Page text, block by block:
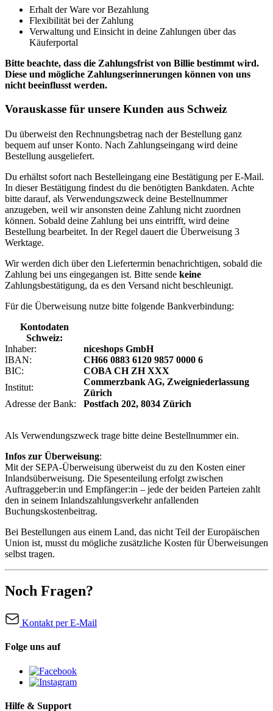
Erhalt der Ware vor Bezahlung
Flexibilität bei der Zahlung
Verwaltung und Einsicht in deine Zahlungen über das
Käuferportal
Bitte beachte, dass die Zahlungsfrist von Billie bestimmt wird.
Diese und mögliche Zahlungserinnerungen können von uns
nicht beeinflusst werden.
Vorauskasse für unsere Kunden aus Schweiz
Du überweist den Rechnungsbetrag nach der Bestellung ganz
bequem auf unser Konto. Nach Zahlungseingang wird deine
Bestellung ausgeliefert.
Du erhältst sofort nach Bestelleingang eine Bestätigung per E-Mail.
In dieser Bestätigung findest du die benötigten Bankdaten. Achte
bitte darauf, als Verwendungszweck deine Bestellnummer
anzugeben, weil wir ansonsten deine Zahlung nicht zuordnen
können. Sobald deine Zahlung bei uns eintrifft, wird deine
Bestellung bearbeitet. In der Regel dauert die Überweisung 3
Werktage.
Wir werden dich über den Liefertermin benachrichtigen, sobald die
Zahlung bei uns eingegangen ist. Bitte sende keine
Zahlungsbestätigung, da es den Versand nicht beschleunigt.
Für die Überweisung nutze bitte folgende Bankverbindung:
Kontodaten
Schweiz:
Inhaber:
niceshops GmbH
IBAN:
CH66 0883 6120 9857 0000 6
BIC:
COBA CH ZH XXX
Institut:
Commerzbank AG, Zweigniederlassung
Zürich
Adresse der Bank:
Postfach 202, 8034 Zürich
Als Verwendungszweck trage bitte deine Bestellnummer ein.
Infos zur Überweisung:
Mit der SEPA-Überweisung überweist du zu den Kosten einer
Inlandsüberweisung. Die Spesenteilung erfolgt zwischen
Auftraggeber:in und Empfänger:in – jede der beiden Parteien zahlt
den in seinem Inlandszahlungsverkehr anfallenden
Buchungskostenbeitrag.
Bei Bestellungen aus einem Land, das nicht Teil der Europäischen
Union ist, musst du mögliche zusätzliche Kosten für Überweisungen
selbst tragen.
Noch Fragen?
Kontakt per E-Mail
Folge uns auf
Hilfe & Support